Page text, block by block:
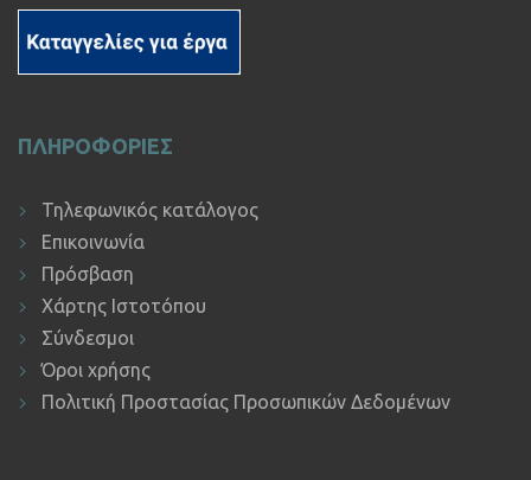
ΠΛΗΡΟΦΟΡΙΕΣ
Τηλεφωνικός κατάλογος
Επικοινωνία
Πρόσβαση
Χάρτης Ιστοτόπου
Σύνδεσμοι
Όροι χρήσης
Πολιτική Προστασίας Προσωπικών Δεδομένων